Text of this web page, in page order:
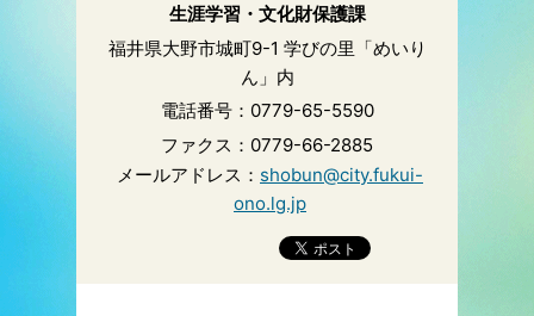
生涯学習・文化財保護課
福井県大野市城町9-1 学びの里「めいり
ん」内
電話番号：0779-65-5590
ファクス：0779-66-2885
メールアドレス： shobun@city.fukui-
ono.lg.jp